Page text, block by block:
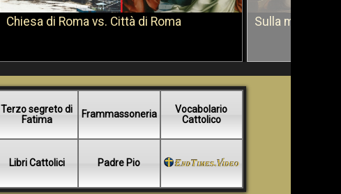
Chiesa di Roma vs. Città di Roma Sulla morte di
Terzo segreto di
Fatima
Frammassoneria
Vocabolario
Cattolico
Libri Cattolici Padre Pio